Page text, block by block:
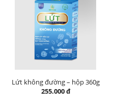
Lứt không đường – hộp 360g
255.000 đ